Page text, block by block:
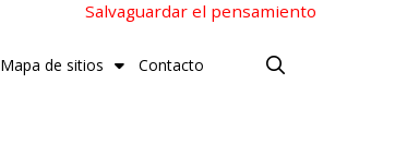
Salvaguardar el pensamiento
Mapa de sitios Contacto